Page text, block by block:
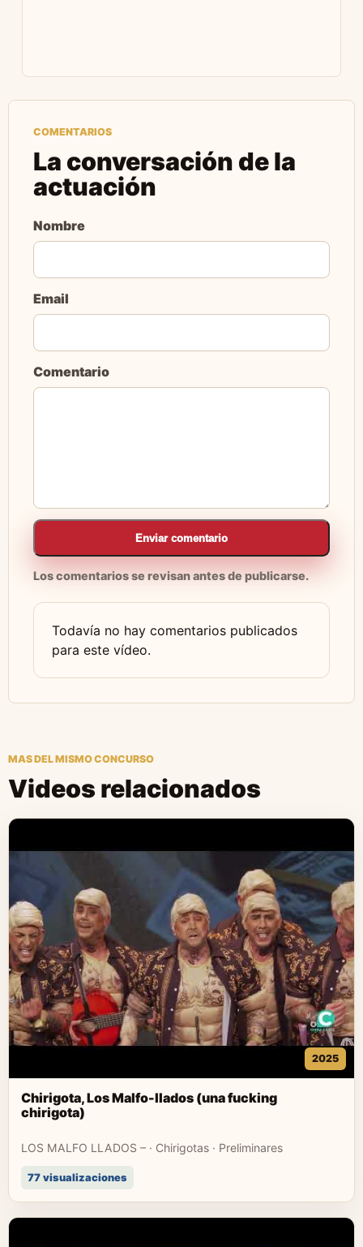
COMENTARIOS
La conversación de la
actuación
Nombre
Email
Comentario
Enviar comentario
Los comentarios se revisan antes de publicarse.
Todavía no hay comentarios publicados
para este vídeo.
MAS DEL MISMO CONCURSO
Videos relacionados
2025
Chirigota, Los Malfo-llados (una fucking
chirigota)
LOS MALFO LLADOS – · Chirigotas · Preliminares
77 visualizaciones